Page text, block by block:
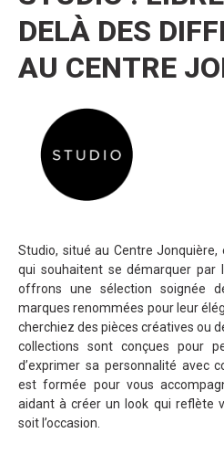
DELÀ DES
AU CENTRE
Studio, situé au Centre
qui souhaitent se démarquer par
offrons une sélection soignée
marques renommées pour leur
cherchiez des pièces créatives ou
collections sont conçues pour
d’exprimer sa personnalité avec
est formée pour vous
aidant à créer un look qui reflète
soit l’occasion.